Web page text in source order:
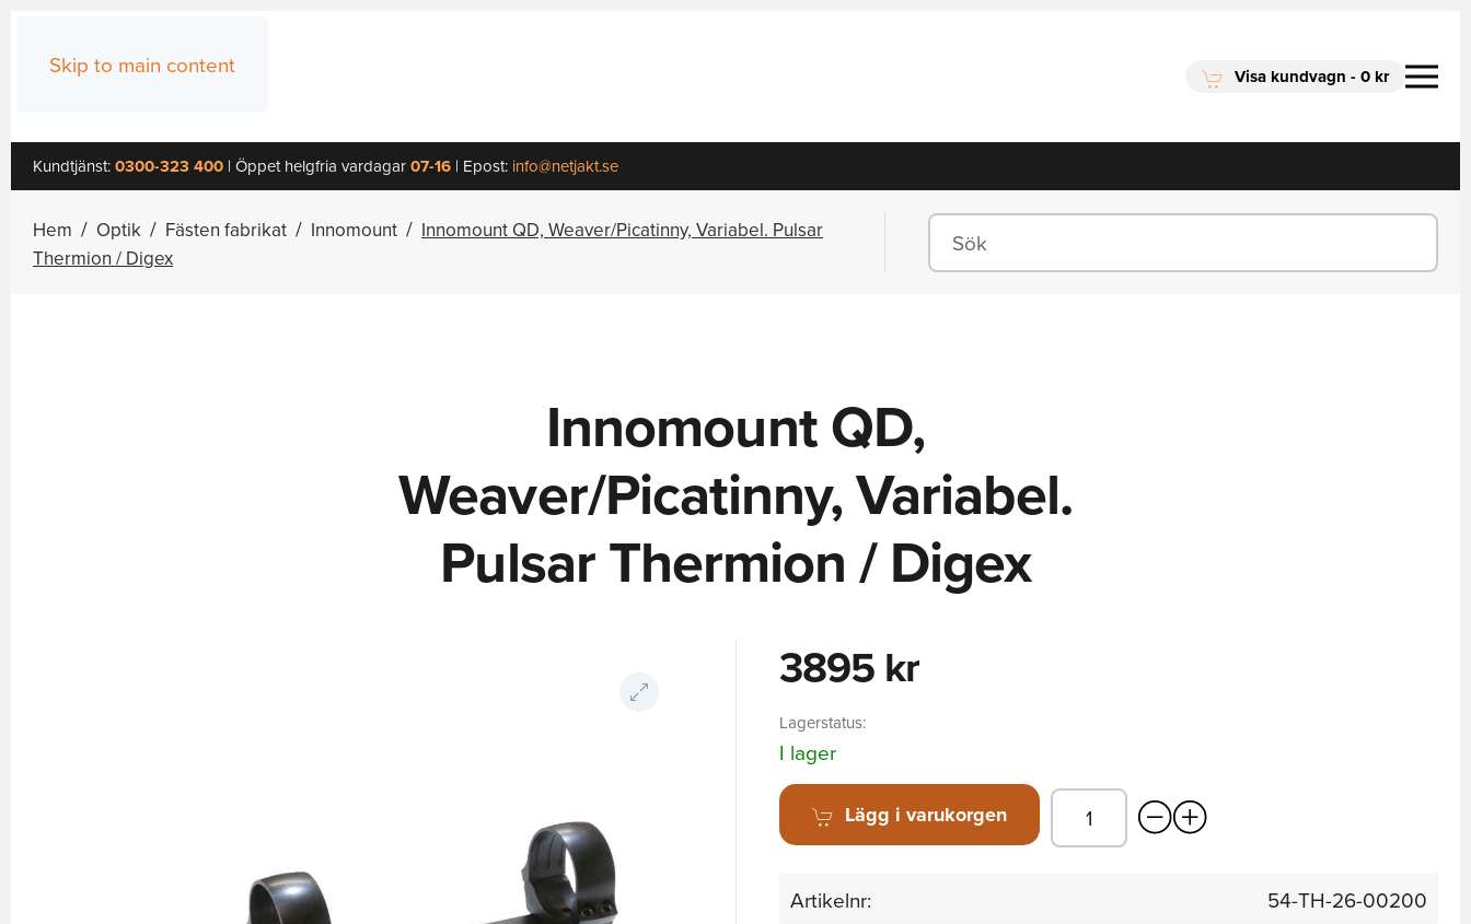
Skip to main content Visa kundvagn - 0 kr
Kundtjänst:0300-323 400 | Öppet helgfria vardagar07-16 | Epost: info@netjakt.se
Hem Optik Fästen fabrikat Innomount
Innomount QD, Weaver/Picatinny, Variabel. Pulsar
Thermion / Digex
Innomount QD,
Weaver/Picatinny, Variabel.
Pulsar Thermion / Digex
3895 kr
Lagerstatus:
I lager
Lägg i varukorgen
Artikelnr:
54-TH-26-00200